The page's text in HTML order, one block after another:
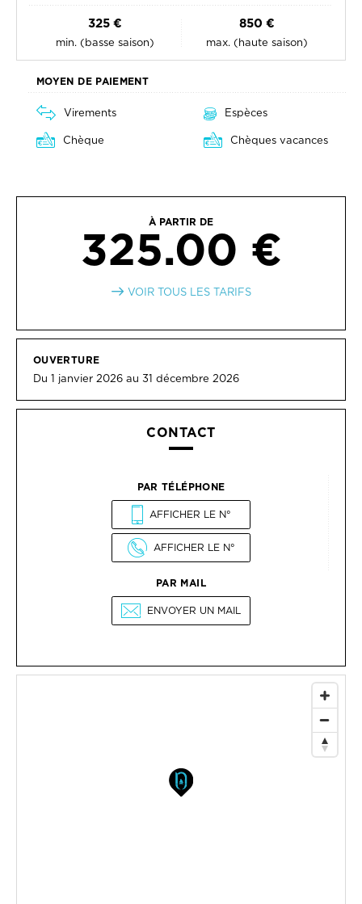
325 €
min. (basse saison)
850 €
max. (haute saison)
MOYEN DE PAIEMENT
Virements
Espèces
Chèque
Chèques vacances
À PARTIR DE
325.00 €
VOIR TOUS LES TARIFS
OUVERTURE
Du 1 janvier 2026 au 31 décembre 2026
CONTACT
PAR TÉLÉPHONE
AFFICHER LE N°
AFFICHER LE N°
PAR MAIL
ENVOYER UN MAIL